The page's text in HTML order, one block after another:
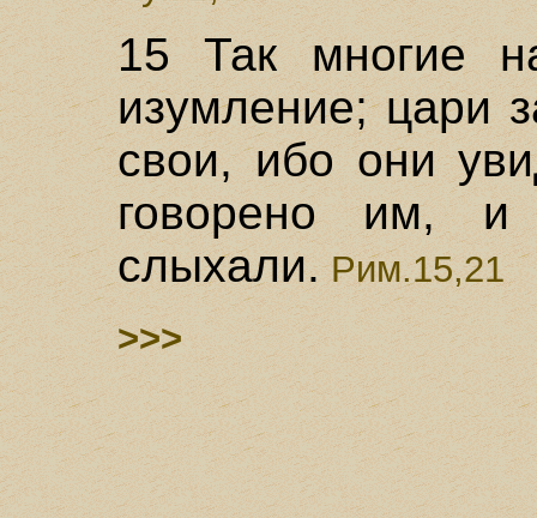
15 Так многие
изумление; цари
свои, ибо они
говорено им,
слыхали.Рим.15,21
>>>